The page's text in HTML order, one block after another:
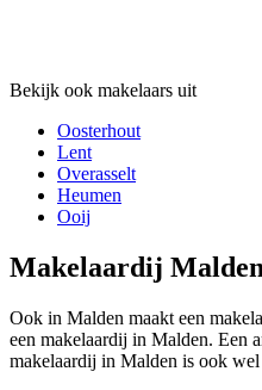
Bekijk ook makelaars uit
Oosterhout
Lent
Overasselt
Heumen
Ooij
Makelaardij
Ook in Malden maakt een
een makelaardij in Malden. Een
makelaardij in Malden is ook